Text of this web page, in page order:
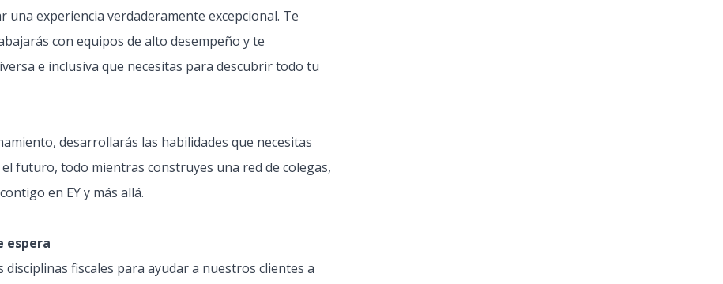
una experiencia verdaderamente excepcional. Te
con equipos de alto desempeño y te
e inclusiva que necesitas para descubrir todo tu
desarrollarás las habilidades que necesitas
futuro, todo mientras construyes una red de colegas,
en EY y más allá.
espera
disciplinas fiscales para ayudar a nuestros clientes a